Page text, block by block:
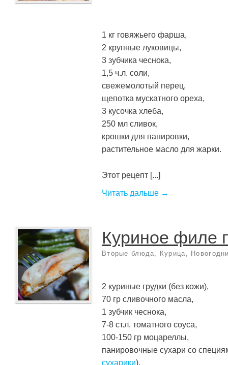
1 кг говяжьего фарша,
2 крупные луковицы,
3 зубчика чеснока,
1,5 ч.л. соли,
свежемолотый перец,
щепотка мускатного ореха,
3 кусочка хлеба,
250 мл сливок,
крошки для панировки,
растительное масло для жарки.
Этот рецепт [...]
Читать дальше →
Куриное филе
Вторые блюда Курица
2 куриные грудки (без кожи),
70 гр сливочного масла,
1 зубчик чеснока,
7-8 ст.л. томатного соуса,
100-150 гр моцареллы,
панировочные сухари со
сухарики),